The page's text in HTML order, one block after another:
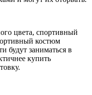
цвета, спортивный
костюм
будут заниматься в
купить